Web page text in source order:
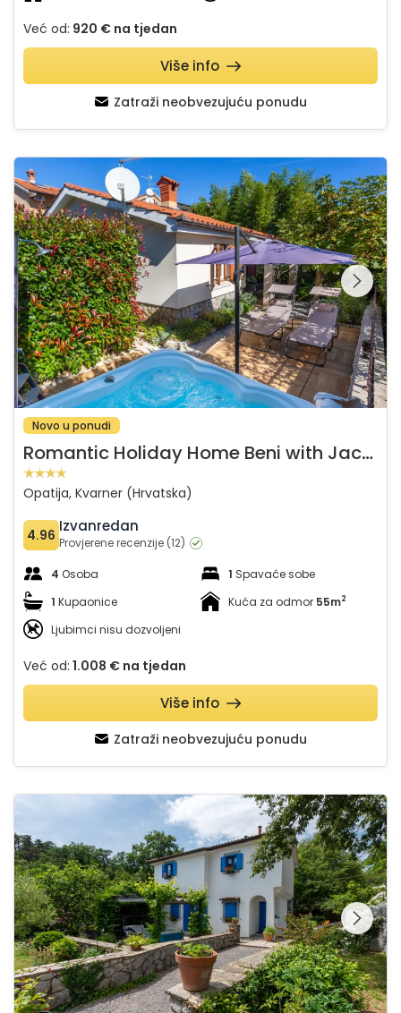
Već od: 920 € na tjedan
Zatraži neobvezujuću ponudu
Više info
Romantic Holiday Home Beni with Jacuzzi
Pregledajte cijelu
galeriju na
Novo u ponudi
R
omantic Holiday Home Beni with Jacuzzi
Opatija, Kvarner (Hrvatska)
4.96 Izvanredan
Provjerene recenzije (12)
4 Osoba 1 Spavaće sobe
1 Kupaonice Kuća za odmor 55m2
Ljubimci nisu dozvoljeni
Već od: 1.008 € na tjedan
Zatraži neobvezujuću ponudu
Više info
Apartman Art Garden, Pool & Whirpool
Pregledajte cijelu
galeriju na